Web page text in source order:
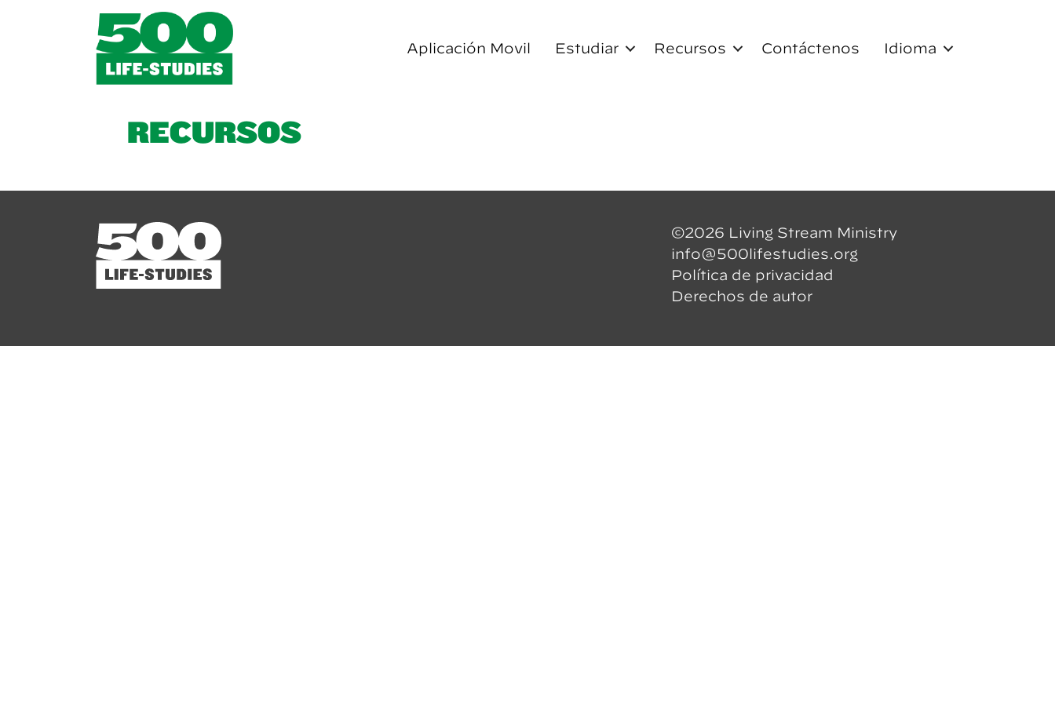
Aplicación Movil Estudiar Recursos Contáctenos Idioma
RECURSOS
©2026 Living Stream Ministry
info@500lifestudies.org
Política de privacidad
Derechos de autor